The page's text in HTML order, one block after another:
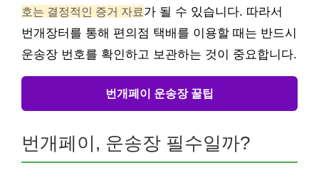
호는 결정적인 증거 자료가 될 수 있습니다. 따라서
번개장터를 통해 편의점 택배를 이용할 때는 반드시
운송장 번호를 확인하고 보관하는 것이 중요합니다.
번개페이 운송장 꿀팁
번개페이, 운송장 필수일까?